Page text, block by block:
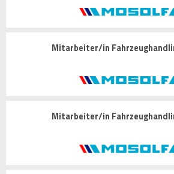
Mitarbeiter/in
Mitarbeiter/in